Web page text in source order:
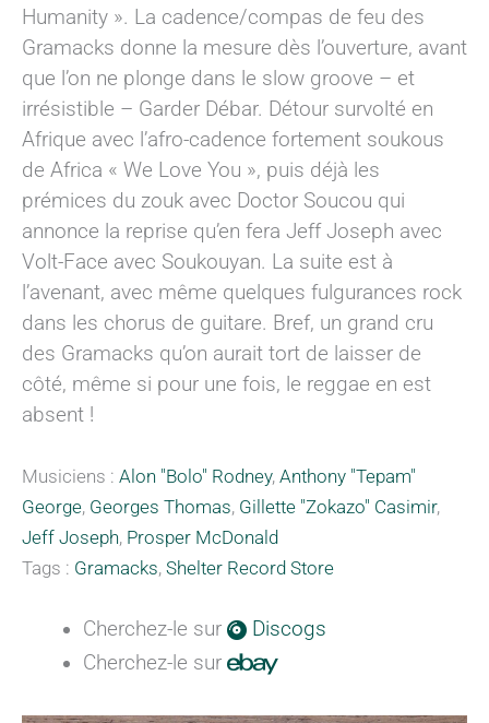
Humanity ». La cadence/compas de feu des
Gramacks donne la mesure dès l’ouverture, avant
que l’on ne plonge dans le slow groove – et
irrésistible – Garder Débar. Détour survolté en
Afrique avec l’afro-cadence fortement soukous
de Africa « We Love You », puis déjà les
prémices du zouk avec Doctor Soucou qui
annonce la reprise qu’en fera Jeff Joseph avec
Volt-Face avec Soukouyan. La suite est à
l’avenant, avec même quelques fulgurances rock
dans les chorus de guitare. Bref, un grand cru
des Gramacks qu’on aurait tort de laisser de
côté, même si pour une fois, le reggae en est
absent !
Musiciens : Alon "Bolo" Rodney, Anthony "Tepam"
George, Georges Thomas, Gillette "Zokazo" Casimir,
Jeff Joseph, Prosper McDonald
Tags : Gramacks, Shelter Record Store
Cherchez-le sur
Discogs
Cherchez-le sur